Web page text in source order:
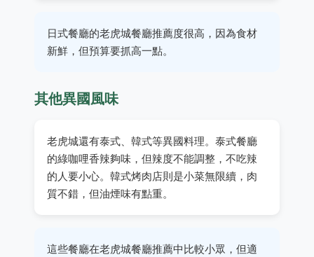
日式餐廳的老虎城餐廳推薦度很高，因為食材
新鮮，但預算要抓高一點。
其他異國風味
老虎城還有泰式、韓式等異國料理。泰式餐廳
的綠咖哩香辣夠味，但辣度不能調整，不吃辣
的人要小心。韓式烤肉店則是小菜無限續，肉
質不錯，但油煙味有點重。
這些餐廳在老虎城餐廳推薦中比較小眾，但適